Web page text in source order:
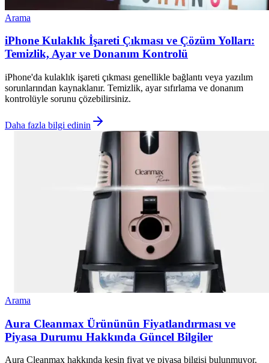
Arama
iPhone Kulaklık İşareti Çıkması ve Çözüm Yolları:
Temizlik, Ayar ve Donanım Kontrolü
iPhone'da kulaklık işareti çıkması genellikle bağlantı veya yazılım
sorunlarından kaynaklanır. Temizlik, ayar sıfırlama ve donanım
kontrolüyle sorunu çözebilirsiniz.
Daha fazla bilgi edinin
Arama
Aura Cleanmax Ürününün Fiyatlandırması ve
Piyasa Durumu Hakkında Güncel Bilgiler
Aura Cleanmax hakkında kesin fiyat ve piyasa bilgisi bulunmuyor.